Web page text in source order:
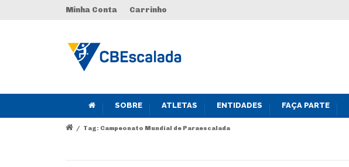
Minha Conta Carrinho
SOBRE ATLETAS ENTIDADES FAÇA PARTE
/ Tag: Campeonato Mundial de Paraescalada